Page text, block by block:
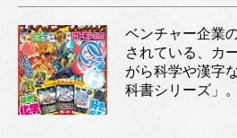
ベンチャー企業
されている、カ
がら科学や漢字
科書シリーズ」